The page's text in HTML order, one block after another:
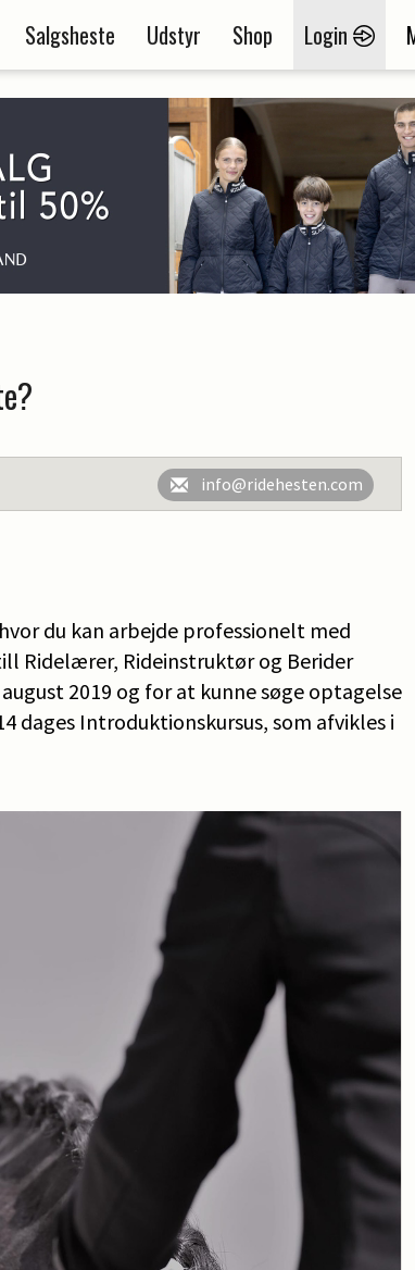
Salgsheste Udstyr Shop Login
info@ridehesten.com
du kan arbejde professionelt med
Ridelærer, Rideinstruktør og Berider
2019 og for at kunne søge optagelse
dages Introduktionskursus, som afvikles i